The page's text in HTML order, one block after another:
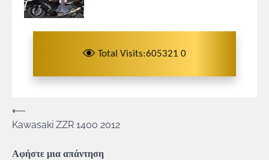
Total Visits:605321 0
Πλοήγηση
άρθρων
⟵
Kawasaki ZZR 1400 2012
Αφήστε μια απάντηση